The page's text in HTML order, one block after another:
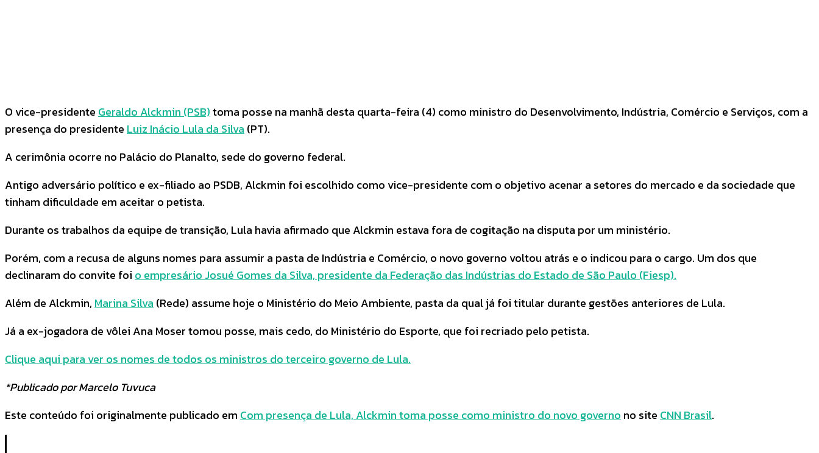
O vice-presidente Geraldo Alckmin (PSB)toma posse na manhã desta quarta-feira (4) como ministro do Desenvolvimento, Indústria, Comércio e Serviços, com a
presença do presidente Luiz Inácio Lula da Silva (PT).
A cerimônia ocorre no Palácio do Planalto, sede do governo federal.
Antigo adversário político e ex-filiado ao PSDB, Alckmin foi escolhido como vice-presidente com o objetivo acenar a setores do mercado e da sociedade que
tinham dificuldade em aceitar o petista.
Durante os trabalhos da equipe de transição, Lula havia afirmado que Alckmin estava fora de cogitação na disputa por um ministério.
Porém, com a recusa de alguns nomes para assumir a pasta de Indústria e Comércio, o novo governo voltou atrás e o indicou para o cargo. Um dos que
declinaram do convite foi o empresário Josué Gomes da Silva, presidente da Federação das Indústrias do Estado de São Paulo (Fiesp).
Além de Alckmin, Marina Silva (Rede) assume hoje o Ministério do Meio Ambiente, pasta da qual já foi titular durante gestões anteriores de Lula.
Já a ex-jogadora de vôlei Ana Moser tomou posse, mais cedo, do Ministério do Esporte, que foi recriado pelo petista.
Clique aqui para ver os nomes de todos os ministros do terceiro governo de Lula.
*Publicado por Marcelo Tuvuca
Este conteúdo foi originalmente publicado em Com presença de Lula, Alckmin toma posse como ministro do novo governo no site CNN Brasil.